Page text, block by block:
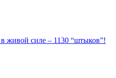
живой силе – 1130 “штыков”!